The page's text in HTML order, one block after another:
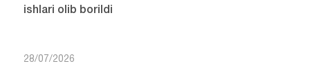
ishlari olib borildi
28/07/2026